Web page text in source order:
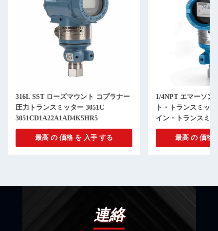
316L SST ローズマウント コプラナー
圧力トランスミッター 3051C
3051CD1A22A1AD4K5HR5
最高 の 価格 を 入手 する
1/4NPT エマーソン
ト・トランスミッ
イン・トランスミ
最高 の 価格
連絡